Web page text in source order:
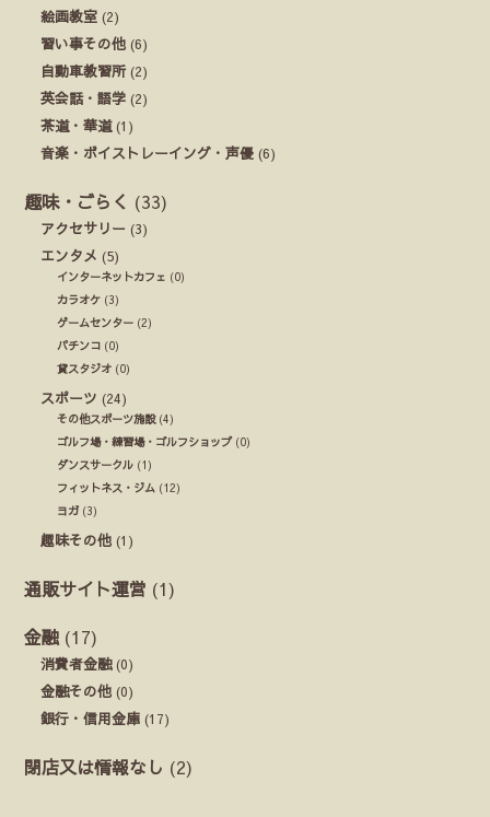
絵画教室 (2)
習い事その他 (6)
自動車教習所(2)
英会話・語学 (2)
茶道・華道(1)
音楽・ボイストレーイング・声優 (6)
趣味・ごらく (33)
アクセサリー (3)
エンタメ (5)
インターネットカフェ (0)
カラオケ (3)
ゲームセンター (2)
パチンコ (0)
貸スタジオ (0)
スポーツ (24)
その他スポーツ施設(4)
ゴルフ場・練習場・ゴルフショップ(0)
ダンスサークル (1)
フィットネス・ジム (12)
ヨガ (3)
趣味その他 (1)
通販サイト運営 (1)
金融 (17)
消費者金融(0)
金融その他 (0)
銀行・信用金庫 (17)
閉店又は情報なし (2)